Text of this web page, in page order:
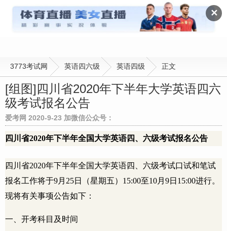
✕
英语四级
3773考试网 英语四六级 英语四级 正文
[组图]四川省2020年下半年大学英语四六
级考试报名公告
爱考网 2020-9-23 加微信公众号：
四川省2020年下半年全国大学英语四、六级考试报名公告
四川省2020年下半年全国大学英语四、六级考试口试和笔试
报名工作将于9月 25日（星期五） 15:00至10月 9日 15:00进行。
现将有关事项公告如下：
一、开考科目及时间